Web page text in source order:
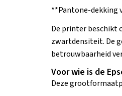
**Pantone-dekking
De printer beschikt
zwartdensiteit. De
betrouwbaarheid
Voor wie is de
Deze